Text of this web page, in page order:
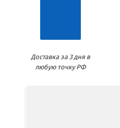
Доставка за 3 дня в
любую точку РФ